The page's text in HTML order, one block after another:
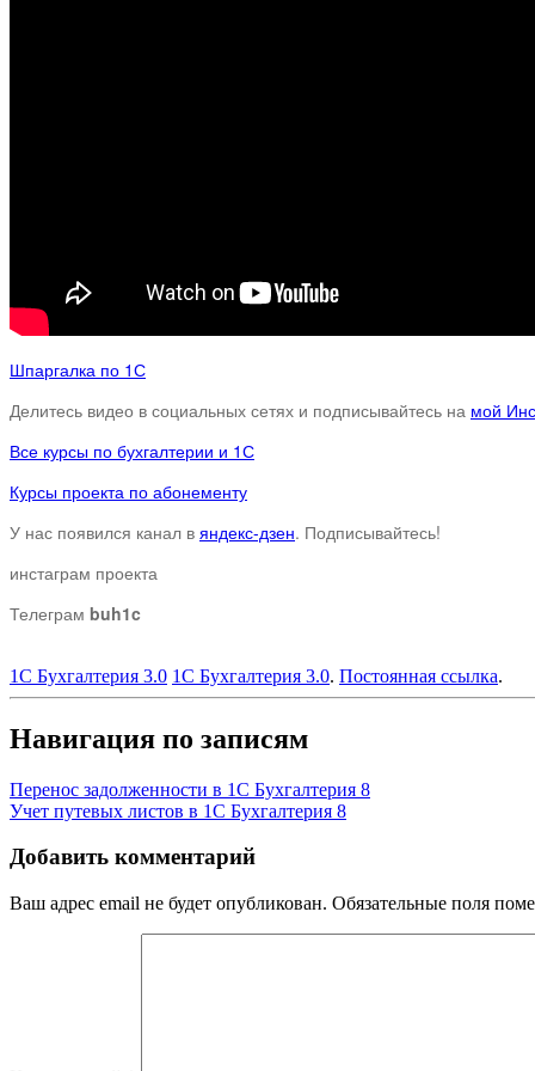
Шпаргалка по 1С
Делитесь видео в социальных сетях и подписывайтесь на мой
Все курсы по бухгалтерии и 1С
Курсы проекта по абонементу
У нас появился канал в яндекс-дзен. Подписывайтесь!
инстаграм проекта
Телеграм buh1c
1С Бухгалтерия 3.0 1С Бухгалтерия 3.0. Постоянная ссылка.
Навигация по записям
Перенос задолженности в 1С Бухгалтерия 8
Учет путевых листов в 1С Бухгалтерия 8
Добавить комментарий
Ваш адрес email не будет опубликован. Обязательные поля